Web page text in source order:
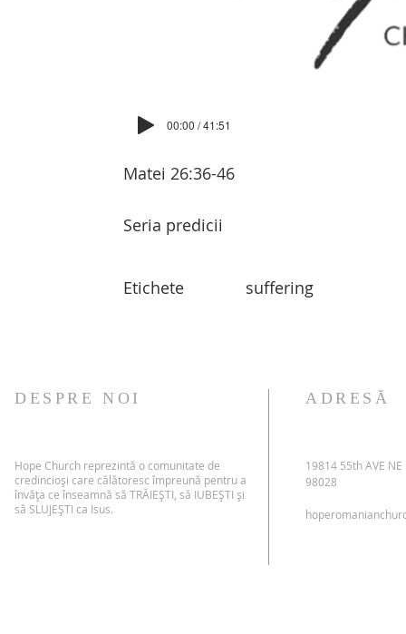
00:00 / 41:51
Matei 26:36-46
Seria predicii
Etichete suffering
DESPRE NOI
Hope Church reprezintă o comunitate de
credincioși care călătoresc împreună pentru a
învăța ce înseamnă să TRĂIEȘTI, să IUBEȘTI și
să SLUJEȘTI ca Isus.
ADRESĂ
19814 55th AVE
98028